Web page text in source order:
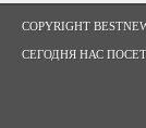
COPYRIGHT
СЕГОДНЯ НАС